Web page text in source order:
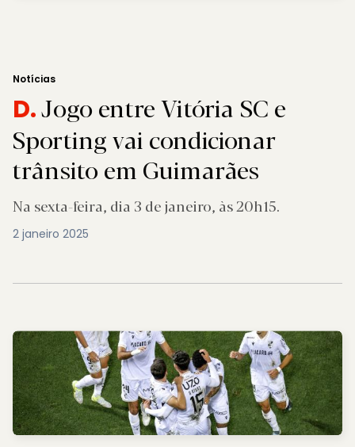
Notícias
D.Jogo entre Vitória SC e
Sporting vai condicionar
trânsito em Guimarães
Na sexta-feira, dia 3 de janeiro, às 20h15.
2 janeiro 2025